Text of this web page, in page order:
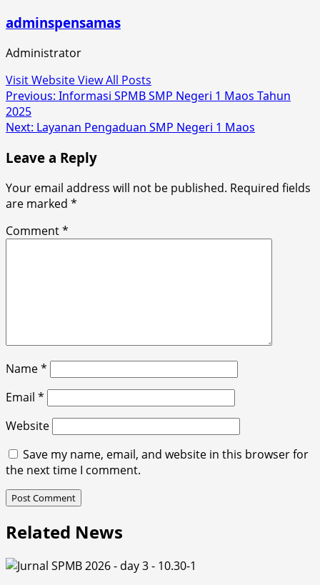
adminspensamas
Administrator
Visit WebsiteView All Posts
Post
navigation
Previous: Informasi SPMB SMP Negeri 1 Maos Tahun
2025
Next: Layanan Pengaduan SMP Negeri 1 Maos
Leave a Reply
Your email address will not be published. Required fields
are marked *
Comment*
Name*
Email *
Website
Save my name, email, and website in this browser for
the next time I comment.
Related News